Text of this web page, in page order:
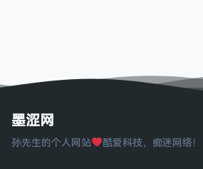
墨涩网
孙先生的个人网站 酷爱科技，痴迷网络！